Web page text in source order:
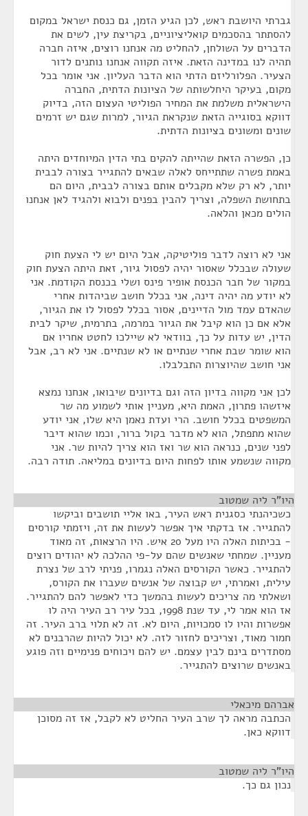
גברתי היושבת ראש, לכן הגיע הזמן, גם כנסת ישראל במקום
להסתתר בהסכמים קואליציוניים, בקריצת עין, לשים את
הדברים על השולחן, להחליט מה אנחנו רוצים, איזה חברה
תהיה לנו במדינה הזאת. איזה תקווה אנחנו נותנים לדור
הצעיר. הפלורליזם הדתי הוא הדבר העליון. אני אומר בכל
מקום, בעיקר היחלשותה של הציונות הדתית, החברה
הישראלית משלמת את המחיר הפוליטי העצום הזה, בדיוק
דווקא בסוגייה הזאת שנקראת הגיור, למרות שגם יש זרמים
שונים ומשונים בציונות הדתית.
כן, הפשרה הזאת שהייתה להקים בתי הדין המיוחדים היתה
באמת פשרה שתתייחס לאלה שבאים להתגייר בצורה לבבית
יותר, לא רק שלא מקבלים אותם בצורה לבבית, היום הם
בתחושת השפלה, וצריך להבין בפנים ולבוא ולהגיד לאן אנחנו
הולים מכאן והלאה.
אני לא רוצה לדבר פוליטיקה, אבל היום יש לי הצעת חוק
שעולה שבכלל שאסור יהיה לפסול גיור, זאת היתה הצעת חוק
במקור של חבר הכנסת אופיר פינס ושלי בכנסת הקודמת. אני
לא יודע מה יהיה דינה, אני בכלל חושב שביהדות אחרי
שהאדם עמד מול הדיינים, אסור בכלל לפסול לו את הגיור,
אלא אם כן הוא קיבל את הגיור במרמה, בתרמית, שיקר לבית
הדין, יש עדות על כך, בוודאי לא שיילכו לחטט אחריו אם
הוא שומר שבת אחרי שנתיים או לא שנתיים. אני לא רב, אבל
אני חושב שהיוצרות התבלבלו.
לכן אני מקווה בדיון הזה וגם בדיונים שיבואו, אנחנו נמצא
איזשהו פתרון, האמת היא, מעניין אותי לשמוע מה שר
המשפטים בכלל חושב. הרי ועדת נאמן היא שלו, אני יודע
שהוא מתפתל, הוא לא מדבר בקול ברור, וכמו שהוא דיבר
לפני שנים, כנראה הוא שר ואז הוא צריך להיות שר. אני
מקווה שנשמע אותו לפחות היום בדיונים במליאה. תודה רבה.
היו"ר ליה שמטוב
כשכיהנתי כסגנית ראש העיר, באו אליי תושבים וביקשו
להתגייר. אז בדקתי איך אפשר לעשות את זה, ויזמתי קורסים
- בכיתות האלה היו מעל 20 איש. היו הרצאות, זה מאוד
מעניין. שמחתי שאנשים שהם על-פי ההלכה לא יהודים רוצים
להתגייר. כאשר הקורסים האלה נגמרו, פניתי לרב של נצרת
עילית, ואמרתי, יש קבוצה של אנשים שעברו את הקורס,
ושאלתי מה צריכים לעשות בהמשך כדי לאפשר להם להתגייר.
אז הוא אמר לי, עד שנת 1998, בכל עיר רב העיר היה לו
אפשרות והיו לו סמכויות, היום לא. זה לא תלוי ברב העיר. זה
חמור מאוד, וצריכים לחזור לזה. לא יכול להיות שהרבנים לא
מסתדרים בינם לבין עצמם. יש להם ויכוחים פנימיים וזה פוגע
באנשים שרוצים להתגייר.
אברהם מיכאלי
הכתבה מראה לך שרב העיר החליט לא לקבל, אז זה מסוכן
דווקא כאן.
היו"ר ליה שמטוב
נכון גם כך.